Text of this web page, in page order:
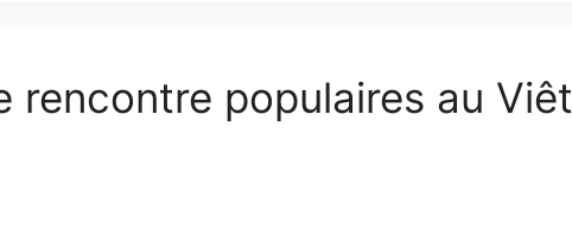
rencontre populaires au Viêt